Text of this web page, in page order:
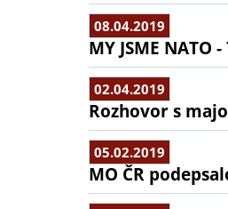
08.04.2019
MY JSME
02.04.2019
Rozhovor s
05.02.2019
MO ČR